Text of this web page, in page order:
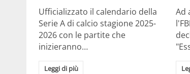
Ufficializzato il calendario della
Serie A di calcio stagione 2025-
2026 con le partite che
inizieranno…
Leggi di più
Ad